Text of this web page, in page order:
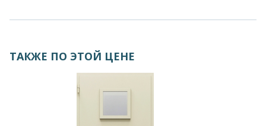
ТАКЖЕ ПО ЭТОЙ ЦЕНЕ